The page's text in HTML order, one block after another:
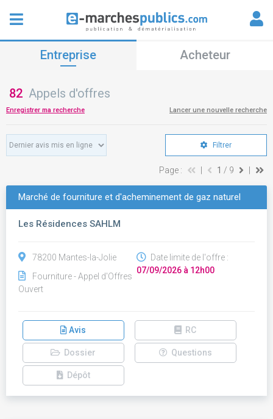
Entreprise Acheteur
82 Appels d'offres
Enregistrer ma recherche Lancer une nouvelle recherche
Filtrer
Page : 1 / 9
Marché de fourniture et d'acheminement de gaz naturel
Les Résidences SAHLM
78200 Mantes-la-Jolie
Fourniture - Appel d'Offres
Ouvert
Date limite de l'offre :
07/09/2026 à 12h00
Avis RC
Dossier Questions
Dépôt